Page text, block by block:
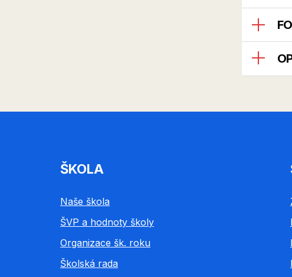
ŠKOLA
Naše škola
ŠVP a hodnoty školy
Organizace šk. roku
Školská rada